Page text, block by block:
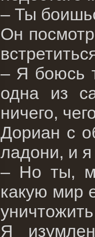
– Ты
Он
– Я боюсь
одна из
ничего,
Дориан с
ладони, и
– Но ты,
какую мир
Я